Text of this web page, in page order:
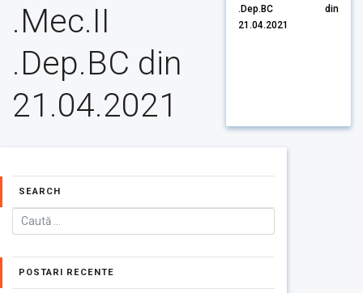
.Mec.II
.Dep.BC din
21.04.2021
.Dep.BC din
21.04.2021
SEARCH
POSTARI RECENTE